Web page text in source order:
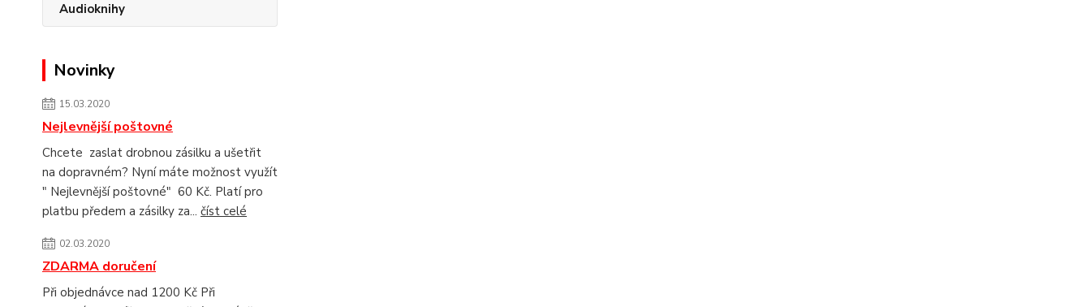
Audioknihy
Novinky
15.03.2020
Nejlevnější poštovné
Chcete zaslat drobnou zásilku a ušetřit
na dopravném? Nyní máte možnost využít
" Nejlevnější poštovné" 60 Kč. Platí pro
platbu předem a zásilky za... číst celé
02.03.2020
ZDARMA doručení
Při objednávce nad 1200 Kč Při